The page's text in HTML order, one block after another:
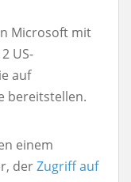
Microsoft mit
US-
auf
bereitstellen.
einem
derZugriff auf